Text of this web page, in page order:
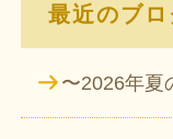
最近のブロ
〜2026年夏